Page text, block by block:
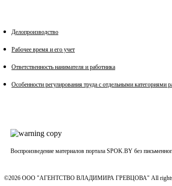
Делопроизводство
Рабочее время и его учет
Ответственность нанимателя и работника
Особенности регулирования труда с отдельными категориями
Воспроизведение материалов портала SPOK.BY без
©2026 ООО "АГЕНТСТВО ВЛАДИМИРА ГРЕВЦОВА" All rights